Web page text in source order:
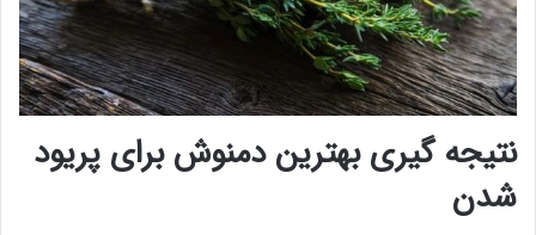
نتیجه گیری بهترین دمنوش برای پریود
شدن